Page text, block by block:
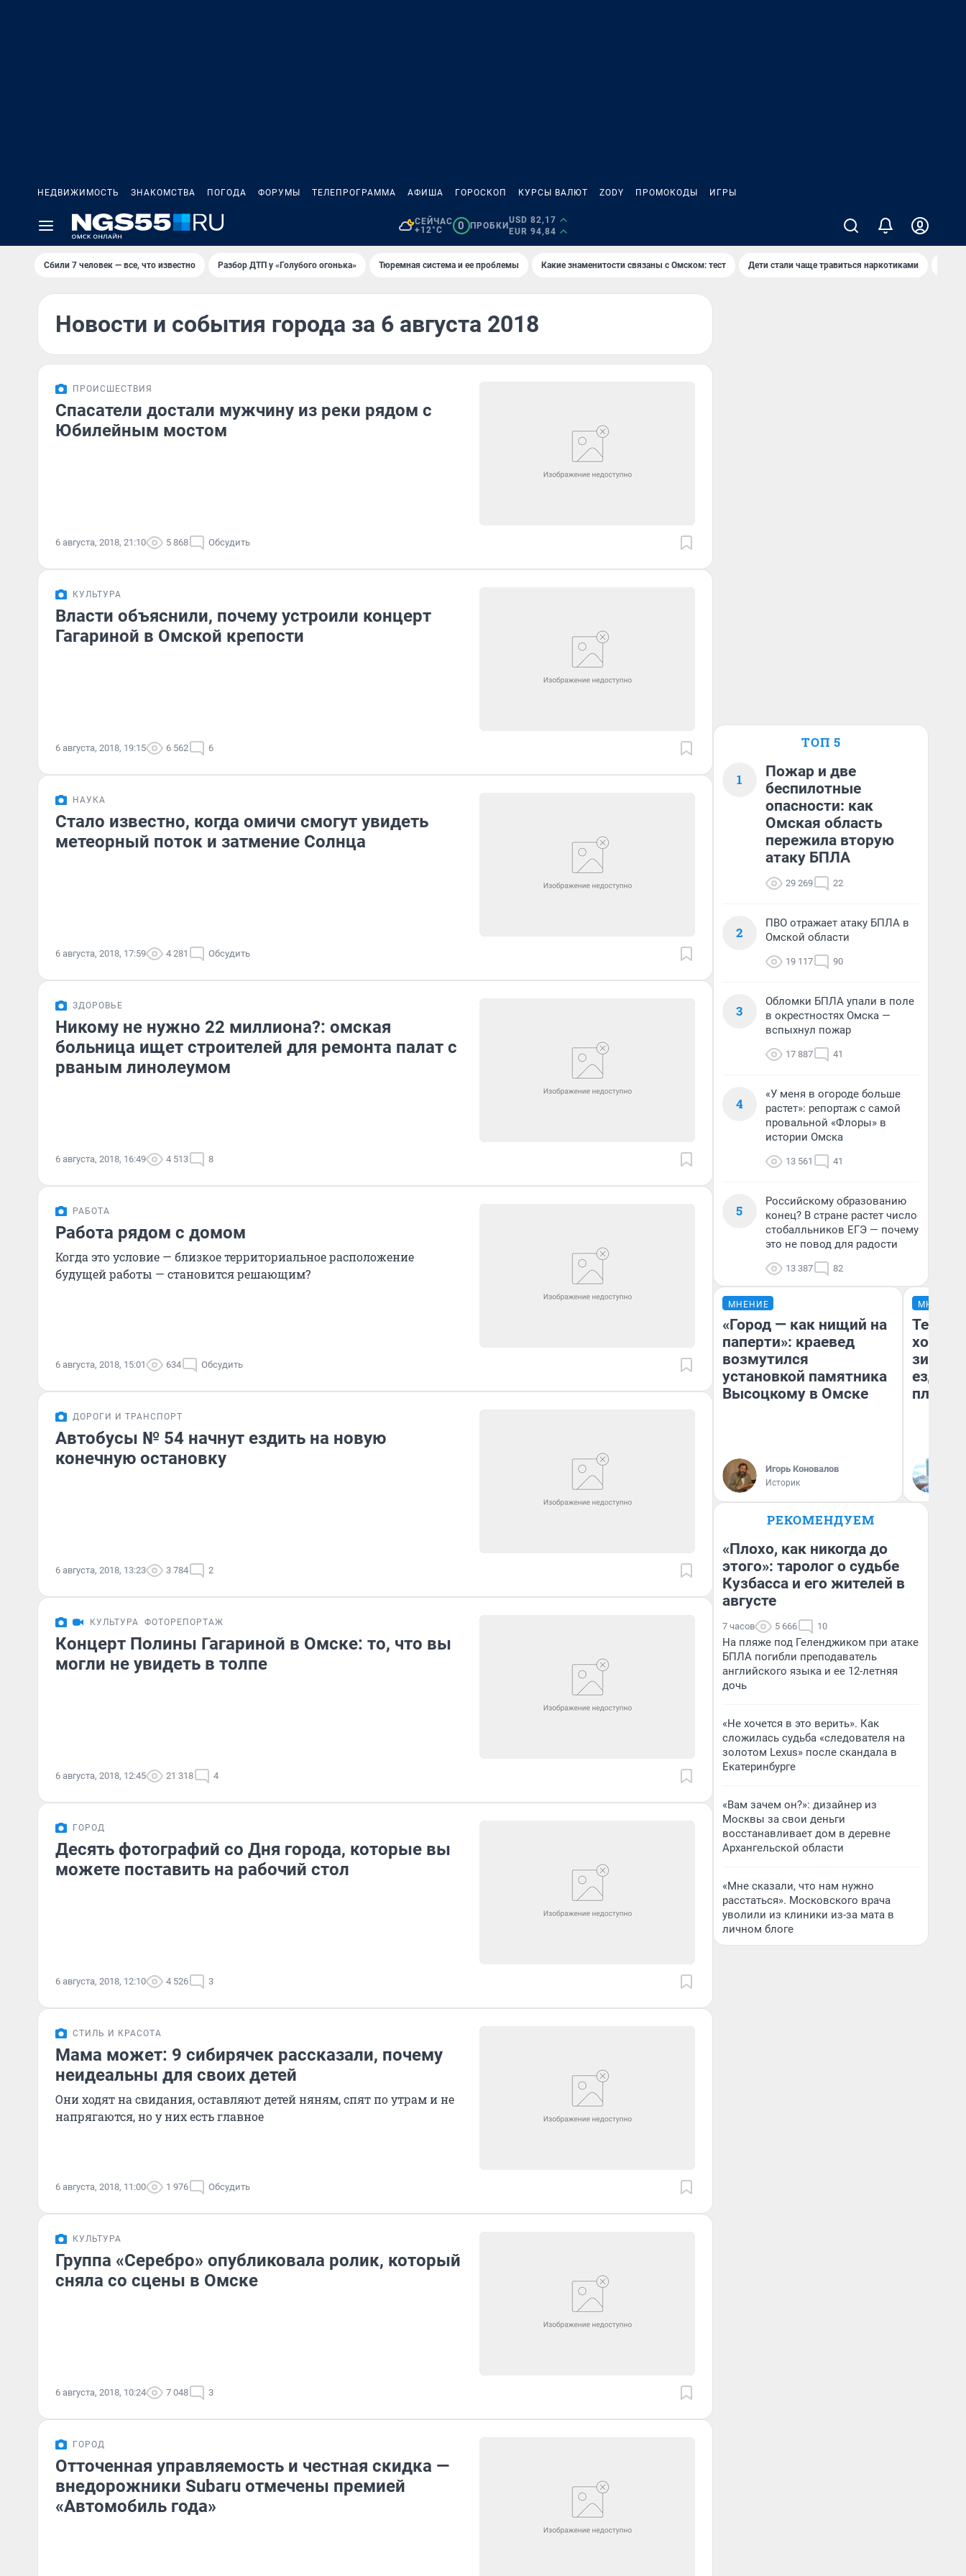
НЕДВИЖИМОСТЬ ЗНАКОМСТВА ПОГОДА ФОРУМЫ ТЕЛЕПРОГРАММА АФИША ГОРОСКОП КУРСЫ ВАЛЮТ ZODY ПРОМОКОДЫ ИГРЫ
СЕЙЧАС
+12°C
0 ПРОБКИ
USD 82,17
EUR 94,84
Сбили 7 человек — все, что известно Разбор ДТП у «Голубого огонька» Тюремная система и ее проблемы Какие знаменитости связаны с Омском: тест Дети стали чаще травиться наркотиками
Новости и события города за 6 августа 2018
ПРОИСШЕСТВИЯ
Спасатели достали мужчину из реки рядом с
Юбилейным мостом
6 августа, 2018, 21:10 5 868 Обсудить
КУЛЬТУРА
Власти объяснили, почему устроили концерт
Гагариной в Омской крепости
6 августа, 2018, 19:15 6 562 6
НАУКА
Стало известно, когда омичи смогут увидеть
метеорный поток и затмение Солнца
6 августа, 2018, 17:59 4 281 Обсудить
ЗДОРОВЬЕ
Никому не нужно 22 миллиона?: омская
больница ищет строителей для ремонта палат с
рваным линолеумом
6 августа, 2018, 16:49 4 513 8
РАБОТА
Работа рядом с домом
Когда это условие — близкое территориальное расположение
будущей работы — становится решающим?
6 августа, 2018, 15:01 634 Обсудить
ДОРОГИ И ТРАНСПОРТ
Автобусы № 54 начнут ездить на новую
конечную остановку
6 августа, 2018, 13:23 3 784 2
КУЛЬТУРА ФОТОРЕПОРТАЖ
Концерт Полины Гагариной в Омске: то, что вы
могли не увидеть в толпе
6 августа, 2018, 12:45 21 318 4
ГОРОД
Десять фотографий со Дня города, которые вы
можете поставить на рабочий стол
6 августа, 2018, 12:10 4 526 3
СТИЛЬ И КРАСОТА
Мама может: 9 сибирячек рассказали, почему
неидеальны для своих детей
Они ходят на свидания, оставляют детей няням, спят по утрам и не
напрягаются, но у них есть главное
6 августа, 2018, 11:00 1 976 Обсудить
КУЛЬТУРА
Группа «Серебро» опубликовала ролик, который
сняла со сцены в Омске
6 августа, 2018, 10:24 7 048 3
ГОРОД
Отточенная управляемость и честная скидка —
внедорожники Subaru отмечены премией
«Автомобиль года»
ТОП 5
1
Пожар и две
беспилотные
опасности: как
Омская область
пережила вторую
атаку БПЛА
29 269 22
2
ПВО отражает атаку БПЛА в
Омской области
19 117 90
3
Обломки БПЛА упали в поле
в окрестностях Омска —
вспыхнул пожар
17 887 41
4
«У меня в огороде больше
растет»: репортаж с самой
провальной «Флоры» в
истории Омска
13 561 41
5
Российскому образованию
конец? В стране растет число
стобалльников ЕГЭ — почему
это не повод для радости
13 387 82
МНЕНИЕ
«Город — как нищий на
паперти»: краевед
возмутился
установкой памятника
Высоцкому в Омске
Игорь Коновалов
Историк
МНЕНИЕ
Тепло
зимой.
ездит
плюсы
РЕКОМЕНДУЕМ
«Плохо, как никогда до
этого»: таролог о судьбе
Кузбасса и его жителей в
августе
7 часов 5 666 10
На пляже под Геленджиком при атаке
БПЛА погибли преподаватель
английского языка и ее 12-летняя
дочь
«Не хочется в это верить». Как
сложилась судьба «следователя на
золотом Lexus» после скандала в
Екатеринбурге
«Вам зачем он?»: дизайнер из
Москвы за свои деньги
восстанавливает дом в деревне
Архангельской области
«Мне сказали, что нам нужно
расстаться». Московского врача
уволили из клиники из-за мата в
личном блоге